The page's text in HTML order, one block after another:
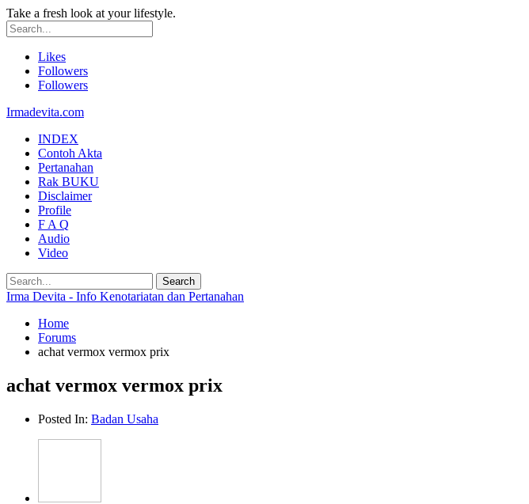
Take a fresh look at your lifestyle.
Likes
Followers
Followers
Irmadevita.com
INDEX
Contoh Akta
Pertanahan
Rak BUKU
Disclaimer
Profile
F A Q
Audio
Video
Irma Devita - Info Kenotariatan dan Pertanahan
Home
Forums
achat vermox vermox prix
achat vermox vermox prix
Posted In: Badan Usaha